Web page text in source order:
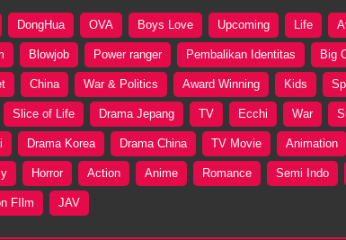
DongHua OVA Boys Love Upcoming Life
Blowjob Power ranger Pembalikan Identitas Big
China War & Politics Award Winning Kids
Slice of Life Drama Jepang TV Ecchi War
Drama Korea Drama China TV Movie Animation
Horror Action Anime Romance Semi Indo
FIlm JAV